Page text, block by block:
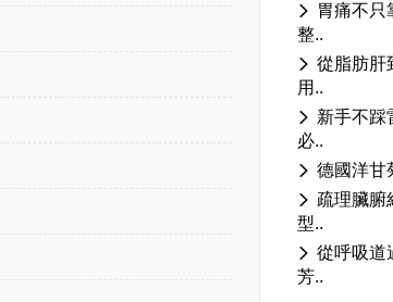
胃痛不只
整..
從脂肪肝
用..
新手不踩
必..
德國洋甘
疏理臟腑
型..
從呼吸道
芳..